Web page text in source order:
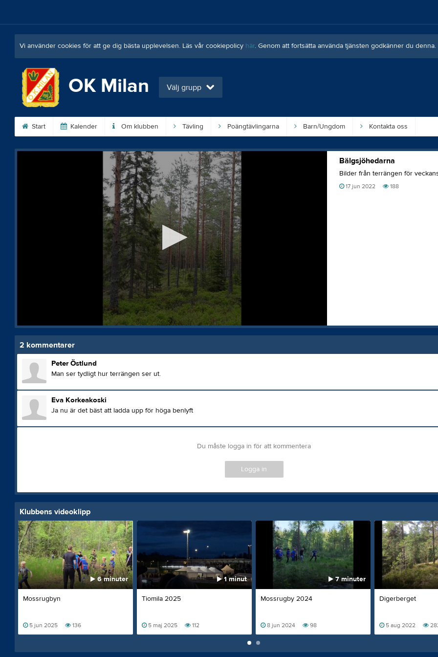
Vi använder cookies för att ge dig bästa upplevelsen. Läs vår cookiepolicy här. Genom att fortsätta använda tjänsten godkänner du denna.
OK Milan Välj grupp
Start Kalender Om klubben Tävling Poängtävlingarna Barn/Ungdom Kontakta oss
0
seconds
of
1
seconds
Volume
90%
Bälgsjöhedarna
Bilder från terrängen för
17 jun 2022 188
2 kommentarer
Peter Östlund
Man ser tydligt hur terrängen ser ut.
Eva Korkeakoski
Ja nu är det bäst att ladda upp för höga benlyft
Du måste logga in för att kommentera
Logga in
Klubbens videoklipp
6 minuter
Mossrugbyn
5 jun 2025 136
1 minut
Tiomila 2025
5 maj 2025 112
7 minuter
Mossrugby 2024
8 jun 2024 98
Digerberget
5 aug 2022